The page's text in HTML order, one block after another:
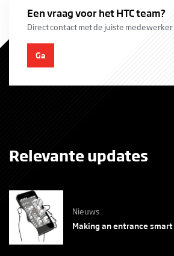
Een vraag voor het HTC team?
Direct contact met de juiste medewerker
Ga
Relevante updates
Nieuws
Making an entrance smart